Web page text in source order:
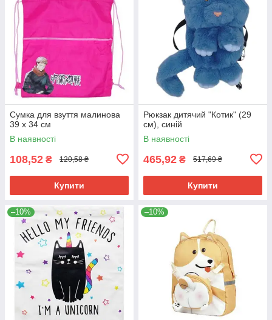
Сумка для взуття малинова
39 х 34 см
В наявності
108,52 ₴ 120,58 ₴
Купити
Рюкзак дитячий "Котик" (29
см), синій
В наявності
465,92 ₴ 517,69 ₴
Купити
–10% –10%